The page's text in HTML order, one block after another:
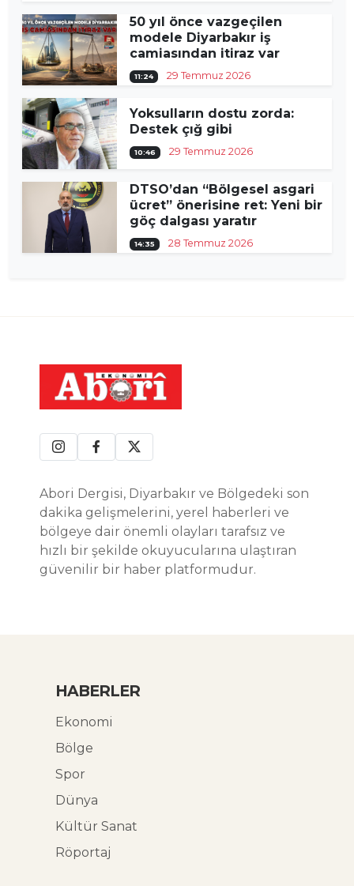
50 yıl önce vazgeçilen
modele Diyarbakır iş
camiasından itiraz var
11:24 29 Temmuz 2026
Yoksulların dostu zorda:
Destek çığ gibi
10:46 29 Temmuz 2026
DTSO’dan “Bölgesel asgari
ücret” önerisine ret: Yeni bir
göç dalgası yaratır
14:35 28 Temmuz 2026
Abori Dergisi, Diyarbakır ve Bölgedeki son
dakika gelişmelerini, yerel haberleri ve
bölgeye dair önemli olayları tarafsız ve
hızlı bir şekilde okuyucularına ulaştıran
güvenilir bir haber platformudur.
HABERLER
Ekonomi
Bölge
Spor
Dünya
Kültür Sanat
Röportaj